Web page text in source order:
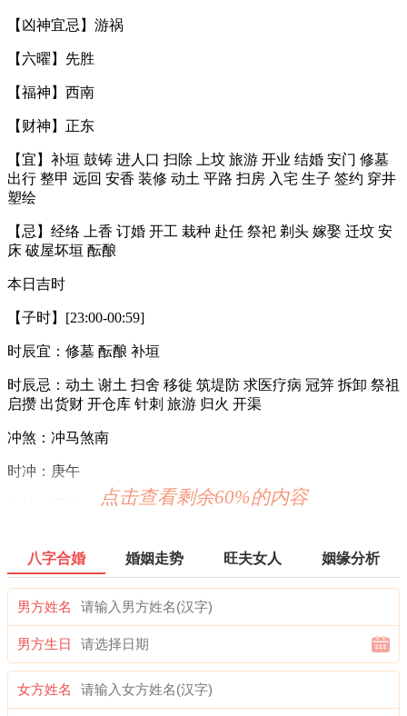
【凶神宜忌】游祸
【六曜】先胜
【福神】西南
【财神】正东
【宜】补垣 鼓铸 进人口 扫除 上坟 旅游 开业 结婚 安门 修墓
出行 整甲 远回 安香 装修 动土 平路 扫房 入宅 生子 签约 穿井
塑绘
【忌】经络 上香 订婚 开工 栽种 赴任 祭祀 剃头 嫁娶 迁坟 安
床 破屋坏垣 酝酿
本日吉时
【子时】[23:00-00:59]
时辰宜：修墓 酝酿 补垣
时辰忌：动土 谢土 扫舍 移徙 筑堤防 求医疗病 冠笄 拆卸 祭祖
启攒 出货财 开仓库 针刺 旅游 归火 开渠
冲煞：冲马煞南
时冲：庚午
时辰宜：上香 穿井 取鱼 入殓 解除 会亲友 买房 教牛马 破屋坏
垣 乔迁 渡水 祭祀 裁衣 动工 求嗣
时辰忌：冠笄 除服 冠笄 祭祖
冲煞：冲羊煞东
时冲：辛未
点击查看剩余60%的内容
八字合婚 婚姻走势 旺夫女人 姻缘分析
男方姓名
男方生日
女方姓名